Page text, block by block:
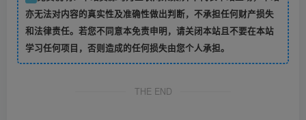
亦无法对内容的真实性及准确性做出判断，不承担任何财产损失
和法律责任。若您不同意本免责申明，请关闭本站且不要在本站
学习任何项目，否则造成的任何损失由您个人承担。
THE END